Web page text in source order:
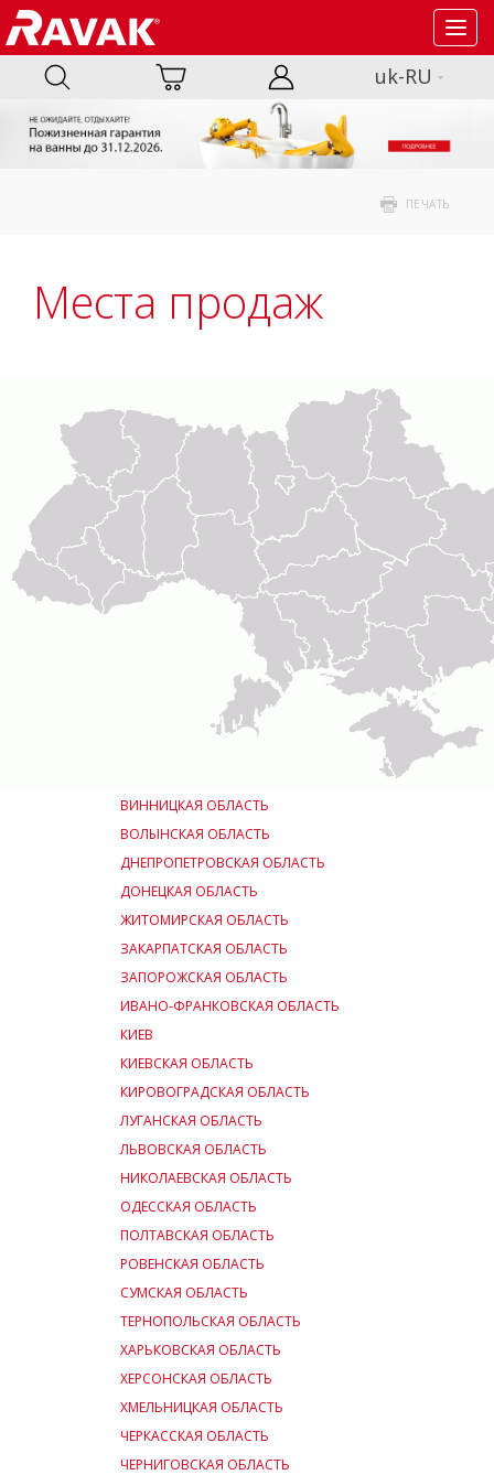
uk-RU
ПЕЧАТЬ
Места продаж
ВИННИЦКАЯ ОБЛАСТЬ
ВОЛЫНСКАЯ ОБЛАСТЬ
ДНЕПРОПЕТРОВСКАЯ ОБЛАСТЬ
ДОНЕЦКАЯ ОБЛАСТЬ
ЖИТОМИРСКАЯ ОБЛАСТЬ
ЗАКАРПАТСКАЯ ОБЛАСТЬ
ЗАПОРОЖСКАЯ ОБЛАСТЬ
ИВАНО-ФРАНКОВСКАЯ ОБЛАСТЬ
КИЕВ
КИЕВСКАЯ ОБЛАСТЬ
КИРОВОГРАДСКАЯ ОБЛАСТЬ
ЛУГАНСКАЯ ОБЛАСТЬ
ЛЬВОВСКАЯ ОБЛАСТЬ
НИКОЛАЕВСКАЯ ОБЛАСТЬ
ОДЕССКАЯ ОБЛАСТЬ
ПОЛТАВСКАЯ ОБЛАСТЬ
РОВЕНСКАЯ ОБЛАСТЬ
СУМСКАЯ ОБЛАСТЬ
ТЕРНОПОЛЬСКАЯ ОБЛАСТЬ
ХАРЬКОВСКАЯ ОБЛАСТЬ
ХЕРСОНСКАЯ ОБЛАСТЬ
ХМЕЛЬНИЦКАЯ ОБЛАСТЬ
ЧЕРКАССКАЯ ОБЛАСТЬ
ЧЕРНИГОВСКАЯ ОБЛАСТЬ